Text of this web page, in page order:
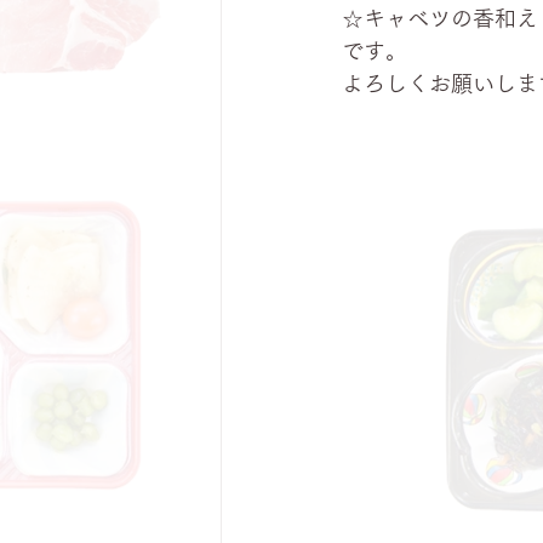
☆キャベツの香和え
です。
よろしくお願いし